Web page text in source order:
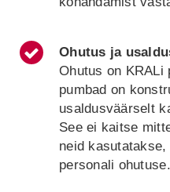
Ohutus ja
Ohutus on KRALi
pumbad on
usaldusväärselt
See ei kaitse
neid
personali ohutuse.